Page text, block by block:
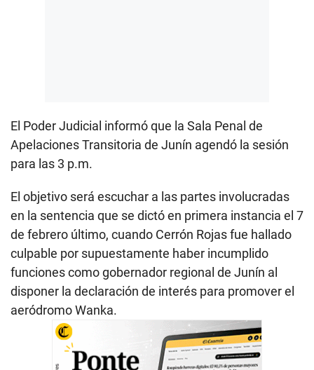
El Poder Judicial informó que la Sala Penal de
Apelaciones Transitoria de Junín agendó la sesión
para las 3 p.m.
El objetivo será escuchar a las partes involucradas
en la sentencia que se dictó en primera instancia el 7
de febrero último, cuando Cerrón Rojas fue hallado
culpable por supuestamente haber incumplido
funciones como gobernador regional de Junín al
disponer la declaración de interés para promover el
aeródromo Wanka.